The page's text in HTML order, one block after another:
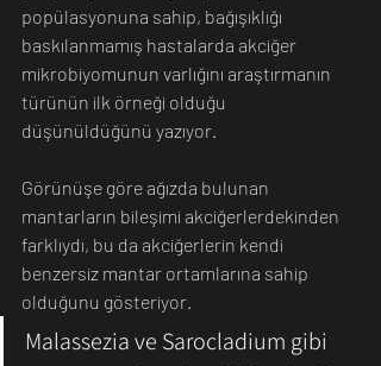
popülasyonuna sahip, bağışıklığı
baskılanmamış hastalarda akciğer
mikrobiyomunun varlığını araştırmanın
türünün ilk örneği olduğu
düşünüldüğünü yazıyor.
Görünüşe göre ağızda bulunan
mantarların bileşimi akciğerlerdekinden
farklıydı, bu da akciğerlerin kendi
benzersiz mantar ortamlarına sahip
olduğunu gösteriyor.
Malassezia ve Sarocladium gibi